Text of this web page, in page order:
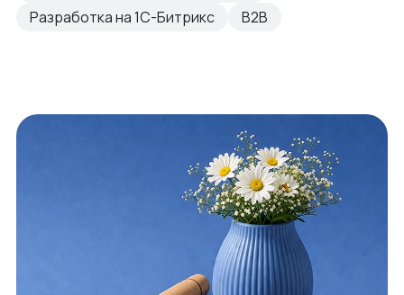
Разработка на 1С-Битрикс
B2B